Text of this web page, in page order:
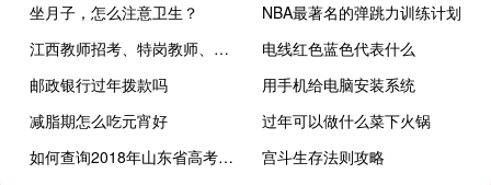
坐月子，怎么注意卫生？
NBA最著名的弹跳力训练计划
江西教师招考、特岗教师、三支一扶分别是什么？
电线红色蓝色代表什么
邮政银行过年拨款吗
用手机给电脑安装系统
减脂期怎么吃元宵好
过年可以做什么菜下火锅
如何查询2018年山东省高考成绩？
宫斗生存法则攻略